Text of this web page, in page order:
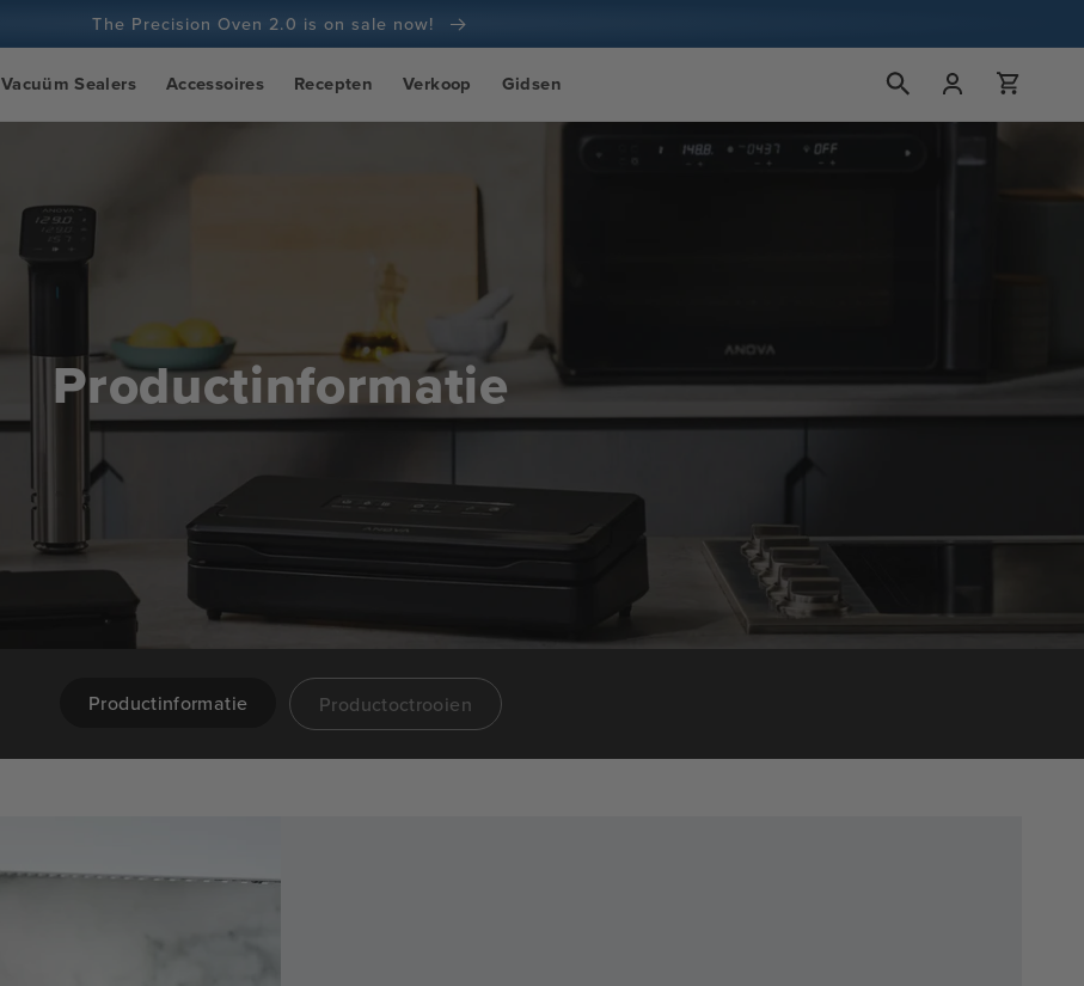
The Precision Oven 2.0 is on sale now!
100+ miljoen koks en groeiend
Vacuüm Sealers Accessoires Recepten Verkoop Gidsen InloggenWinkelwagen
Productinformatie
Productinformatie Productoctrooien